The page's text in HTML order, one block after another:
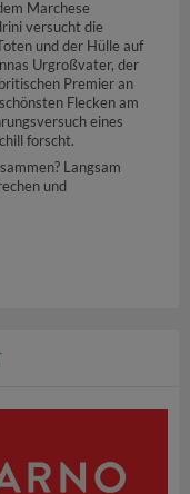
Marchese
versucht die
und der Hülle auf
Urgroßvater, der
Premier an
Flecken am
eines
forscht.
Langsam
und